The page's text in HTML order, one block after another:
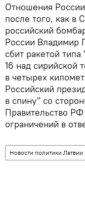
Отношения
после того, как в
российский
России Владимир
сбит ракетой
16 над сирийской
в четырех
Российский
в спину" со
Правительство
ограничений в
Новости политики Латвии